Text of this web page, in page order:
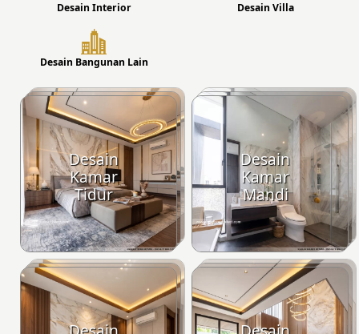
Desain Interior Desain Villa
Desain Bangunan Lain
Desain
Kamar
Tidur
Desain
Kamar
Mandi